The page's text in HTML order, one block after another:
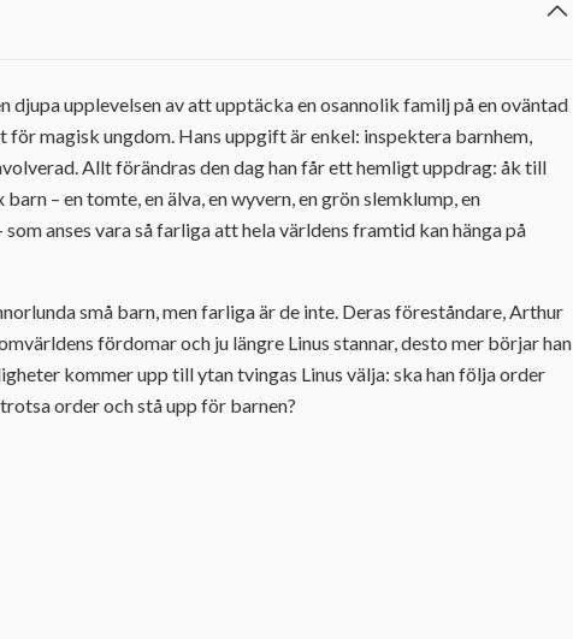
djupa upplevelsen av att upptäcka en osannolik familj på en oväntad
magisk ungdom. Hans uppgift är enkel: inspektera barnhem,
Allt förändras den dag han får ett hemligt uppdrag: åk till
– en tomte, en älva, en wyvern, en grön slemklump, en
anses vara så farliga att hela världens framtid kan hänga på
små barn, men farliga är de inte. Deras föreståndare, Arthur
fördomar och ju längre Linus stannar, desto mer börjar han
kommer upp till ytan tvingas Linus välja: ska han följa order
order och stå upp för barnen?